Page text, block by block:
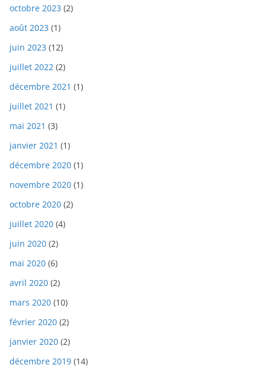
octobre 2023 (2)
août 2023 (1)
juin 2023 (12)
juillet 2022 (2)
décembre 2021 (1)
juillet 2021 (1)
mai 2021 (3)
janvier 2021 (1)
décembre 2020 (1)
novembre 2020 (1)
octobre 2020 (2)
juillet 2020 (4)
juin 2020 (2)
mai 2020 (6)
avril 2020 (2)
mars 2020 (10)
février 2020 (2)
janvier 2020 (2)
décembre 2019 (14)